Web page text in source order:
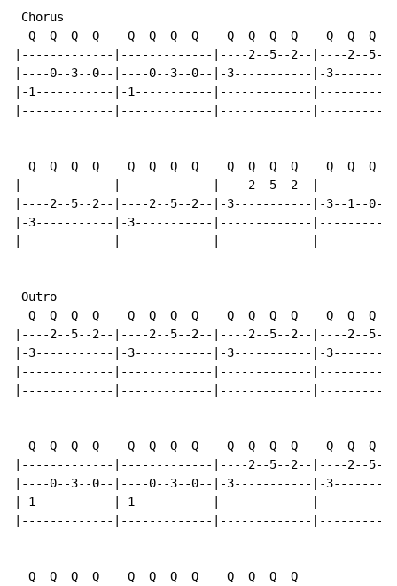
Chorus
  Q  Q  Q  Q    Q  Q  Q  Q    Q  Q  Q  Q    Q  Q  Q  Q
|-------------|-------------|----2--5--2--|----2--5--
|----0--3--0--|----0--3--0--|-3-----------|-
|-1-----------|-1-----------|-------------
|-------------|-------------|-------------
Q  Q  Q  Q    Q  Q  Q  Q    Q  Q  Q  Q    Q  Q  Q
|-------------|-------------|----2--5--2--
|----2--5--2--|----2--5--2--|-3-----------|-3--1--
|-3-----------|-3-----------|-------------|----------
|-------------|-------------|-------------
Outro
  Q  Q  Q  Q    Q  Q  Q  Q    Q  Q  Q  Q    Q  Q  Q  Q
|----2--5--2--|----2--5--2--|----2--5--2--|----2--5--
|-3-----------|-3-----------|-3-----------|-
|-------------|-------------|-------------
|-------------|-------------|-------------
  Q  Q  Q  Q    Q  Q  Q  Q    Q  Q  Q  Q    Q  Q  Q  Q
|-------------|-------------|----2--5--2--|----2--5--
|----0--3--0--|----0--3--0--|-3-----------|-
|-1-----------|-1-----------|-------------
|-------------|-------------|-------------
  Q  Q  Q  Q    Q  Q  Q  Q    Q  Q  Q  Q